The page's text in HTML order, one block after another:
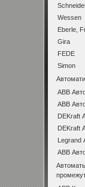
Wessen
Eberle,
Gira
FEDE
Simon
ABB
ABB
DEKraft
DEKraft
Legrand
ABB